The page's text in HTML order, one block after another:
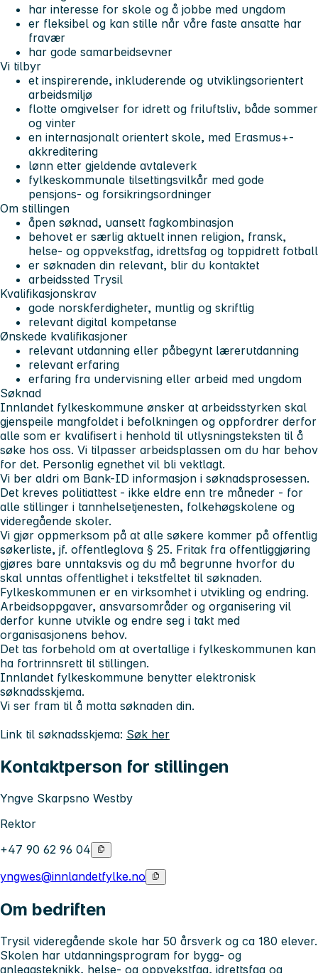
har interesse for skole og å jobbe med ungdom
er fleksibel og kan stille når våre faste ansatte har
fravær
har gode samarbeidsevner
Vi tilbyr
et inspirerende, inkluderende og utviklingsorientert
arbeidsmiljø
flotte omgivelser for idrett og friluftsliv, både sommer
og vinter
en internasjonalt orientert skole, med Erasmus+-
akkreditering
lønn etter gjeldende avtaleverk
fylkeskommunale tilsettingsvilkår med gode
pensjons- og forsikringsordninger
Om stillingen
åpen søknad, uansett fagkombinasjon
behovet er særlig aktuelt innen religion, fransk,
helse- og oppvekstfag, idrettsfag og toppidrett fotball
er søknaden din relevant, blir du kontaktet
arbeidssted Trysil
Kvalifikasjonskrav
gode norskferdigheter, muntlig og skriftlig
relevant digital kompetanse
Ønskede kvalifikasjoner
relevant utdanning eller påbegynt lærerutdanning
relevant erfaring
erfaring fra undervisning eller arbeid med ungdom
Søknad
Innlandet fylkeskommune ønsker at arbeidsstyrken skal
gjenspeile mangfoldet i befolkningen og oppfordrer derfor
alle som er kvalifisert i henhold til utlysningsteksten til å
søke hos oss. Vi tilpasser arbeidsplassen om du har behov
for det. Personlig egnethet vil bli vektlagt.
Vi ber aldri om Bank-ID informasjon i søknadsprosessen.
Det kreves politiattest - ikke eldre enn tre måneder - for
alle stillinger i tannhelsetjenesten, folkehøgskolene og
videregående skoler.
Vi gjør oppmerksom på at alle søkere kommer på offentlig
søkerliste, jf. offentleglova § 25. Fritak fra offentliggjøring
gjøres bare unntaksvis og du må begrunne hvorfor du
skal unntas offentlighet i tekstfeltet til søknaden.
Fylkeskommunen er en virksomhet i utvikling og endring.
Arbeidsoppgaver, ansvarsområder og organisering vil
derfor kunne utvikle og endre seg i takt med
organisasjonens behov.
Det tas forbehold om at overtallige i fylkeskommunen kan
ha fortrinnsrett til stillingen.
Innlandet fylkeskommune benytter elektronisk
søknadsskjema.
Vi ser fram til å motta søknaden din.
Link til søknadsskjema: Søk her
Kontaktperson for stillingen
Yngve Skarpsno Westby
Rektor
+47 90 62 96 04
yngwes@innlandetfylke.no
Om bedriften
Trysil videregående skole har 50 årsverk og ca 180 elever.
Skolen har utdanningsprogram for bygg- og
anleggsteknikk, helse- og oppvekstfag, idrettsfag og